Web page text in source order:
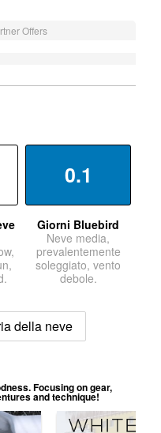
Offers
0.1
Giorni Bluebird
Neve media,
prevalentemente
soleggiato, vento
debole.
della neve